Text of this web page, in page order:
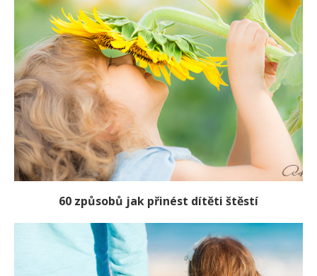
60 způsobů jak přinést dítěti štěstí